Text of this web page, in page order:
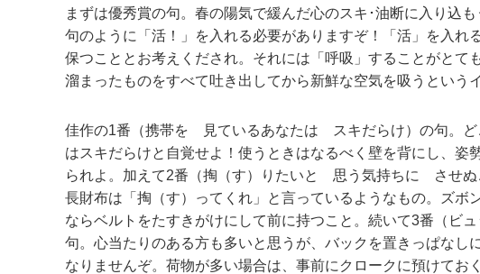
まずは優秀賞の句。春の陽気で緩んだ心のスキ･油断に入り込
句のように「活！」を入れる必要がありますぞ！「活」を入れ
保つこととお考えくだされ。それには「呼吸」することがとて
溜まったものをすべて吐き出してから新鮮な空気を吸うという
佳作の1番（携帯を 見ているあなたは スキだらけ）の句。ど
はスキだらけと自覚せよ！使うときはなるべく壁を背にし、姿
られよ。加えて2番（掏（す）りたいと 思う気持ちに させぬ
長財布は「掏（す）ってくれ」と言っているようなもの。ズボ
ならベルトをたすきがけにして前に持つこと。続いて3番（
句。心当たりのある方も多いと思うが、バックを置きっぱなし
なりませんぞ。荷物が多い場合は、事前にクロークに預けてお